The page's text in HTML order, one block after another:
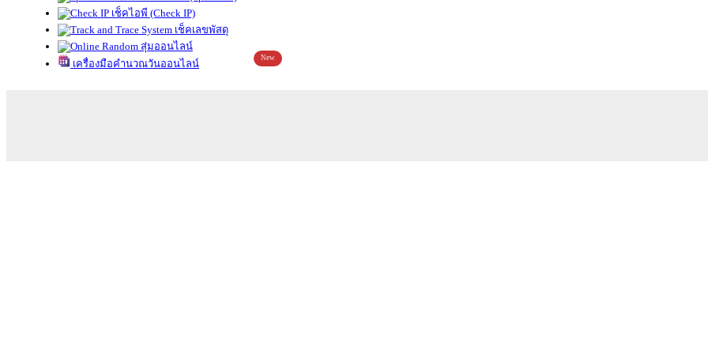
เช็คไอพี (Check IP)
เช็คเลขพัสดุ
สุ่มออนไลน์
เครื่องมือคำนวณวันออนไลน์
New